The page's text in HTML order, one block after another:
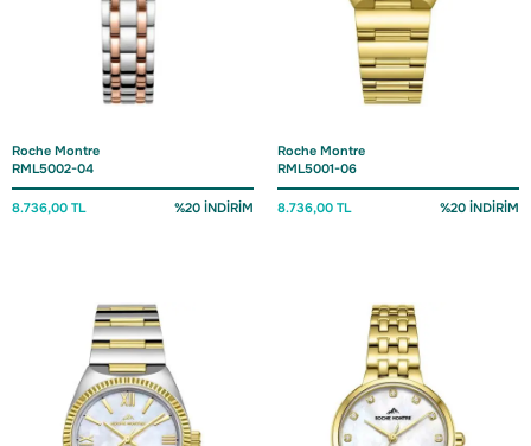
Roche Montre
RML5002-04
8.736,00 TL %20 İNDİRİM
Roche Montre
RML5001-06
8.736,00 TL %20 İNDİRİM